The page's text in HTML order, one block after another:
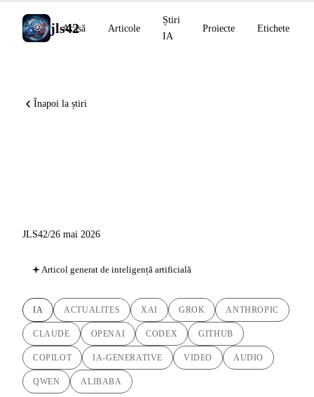
jls42
Acasă Articole
Știri
IA
Proiecte Etichete
Înapoi la știri
JLS42/26 mai 2026
Articol generat de inteligență artificială
IA ACTUALITES XAI GROK ANTHROPIC
CLAUDE OPENAI CODEX GITHUB
COPILOT IA-GENERATIVE VIDEO AUDIO
QWEN ALIBABA